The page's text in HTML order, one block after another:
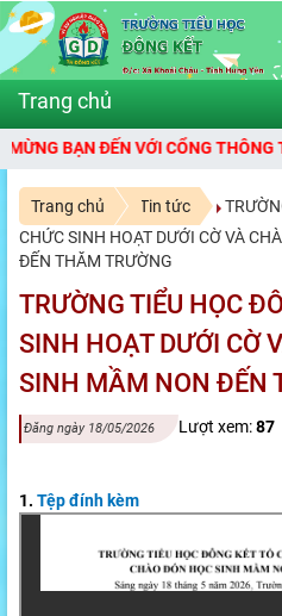
BẠN ĐẾN VỚI CỔNG THÔNG TIN
Trang chủ Tin tức
CHỨC SINH HOẠT DƯỚI CỜ VÀ
ĐẾN THĂM TRƯỜNG
TRƯỜNG TIỂU HỌC
SINH HOẠT DƯỚI CỜ
SINH MẦM NON ĐẾN
Đăng ngày 18/05/2026 Lượt xem:87
1. Tệp đính kèm